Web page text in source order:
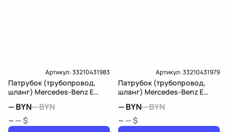
Артикул:33210431983
Патрубок (трубопровод,
шланг) Mercedes-Benz E
—BYN—BYN
~ — $
Артикул:33210431979
Патрубок (трубопровод,
шланг) Mercedes-Benz E
—BYN—BYN
~ — $